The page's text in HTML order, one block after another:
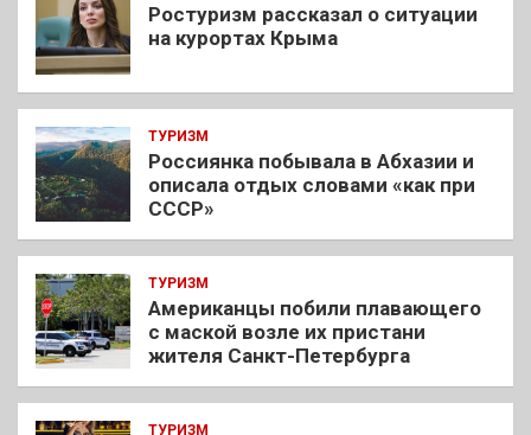
Ростуризм рассказал о ситуации
на курортах Крыма
ТУРИЗМ
Россиянка побывала в Абхазии и
описала отдых словами «как при
СССР»
ТУРИЗМ
Американцы побили плавающего
с маской возле их пристани
жителя Санкт-Петербурга
ТУРИЗМ